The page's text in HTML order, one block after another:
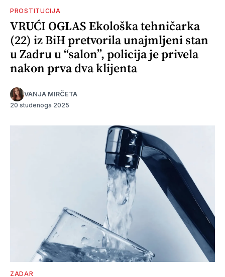
PROSTITUCIJA
VRUĆI OGLAS Ekološka tehničarka
(22) iz BiH pretvorila unajmljeni stan
u Zadru u “salon”, policija je privela
nakon prva dva klijenta
VANJA MIRČETA
20 studenoga 2025
ZADAR